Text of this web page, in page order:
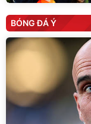
BÓNG ĐÁ Ý